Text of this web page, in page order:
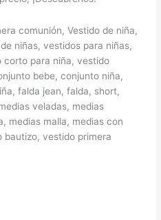
comunión, Vestido de niña,
niñas, vestidos para niñas,
corto para niña, vestido
bebe, conjunto niña,
falda jean, falda, short,
veladas, medias
medias malla, medias con
bautizo, vestido primera